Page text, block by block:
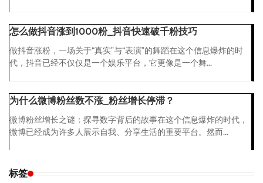
怎么做抖音涨到1000粉_抖音快速破千粉技巧
做抖音涨粉，一场关于“真实”与“表演”的舞蹈在这个信息爆炸的时
代，抖音已经不仅仅是一个娱乐平台，它更像是一个舞...
为什么微博粉丝数不涨_粉丝增长停滞？
微博粉丝增长之谜：探寻数字背后的故事在这个信息爆炸的时代，
微博已经成为许多人展示自我、分享生活的重要平台。然而...
标签